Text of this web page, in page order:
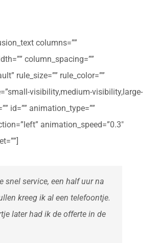
columns=””
column_spacing=””
rule_size=”” rule_color=””
visibility,medium-visibility,large-
id=”” animation_type=””
animation_speed=”0.3″
snel service, een half uur na
kreeg ik al een telefoontje.
later had ik de offerte in de